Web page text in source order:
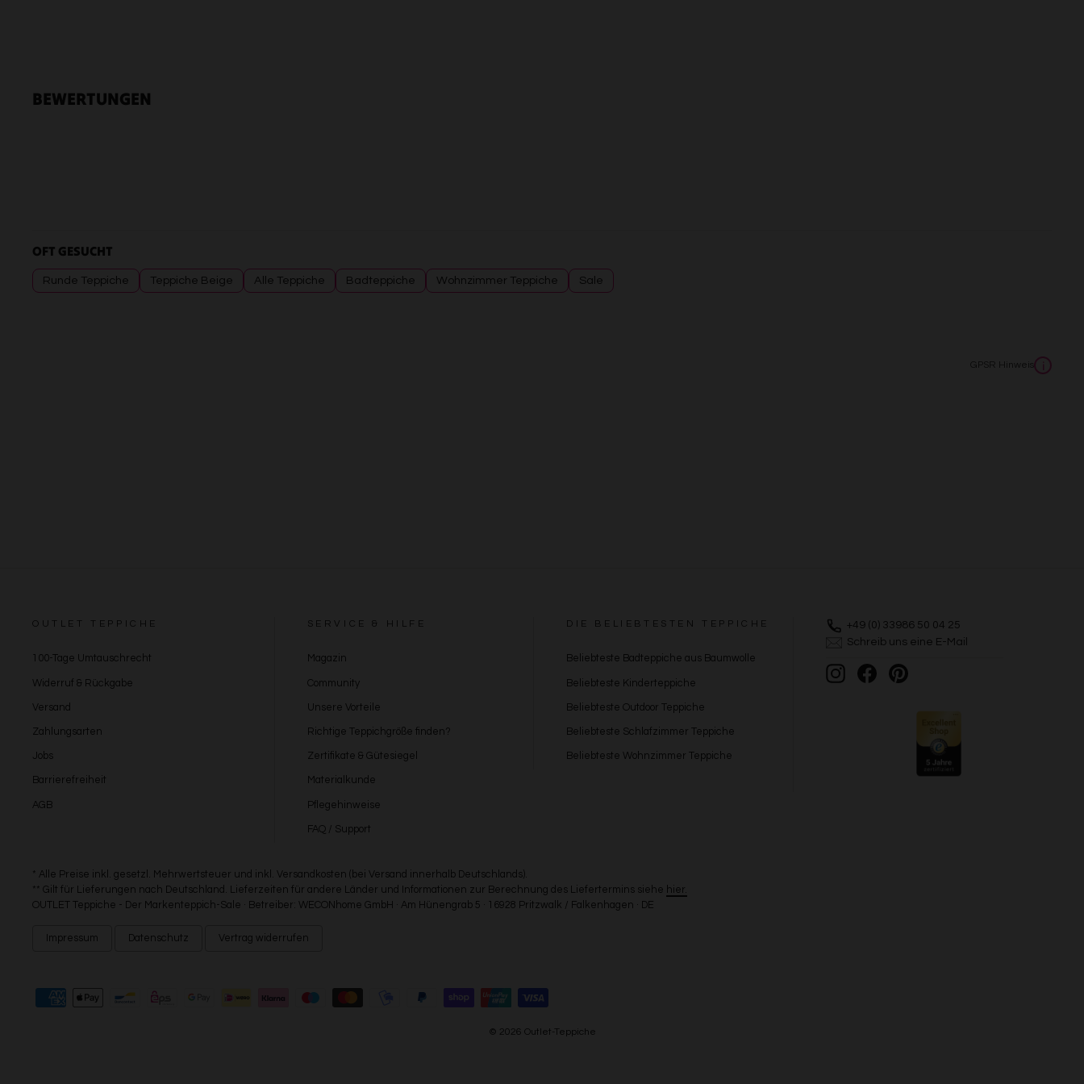
BEWERTUNGEN
OFT GESUCHT
Runde Teppiche Teppiche Beige Alle Teppiche Badteppiche Wohnzimmer Teppiche Sale
GPSR Hinweis i
OUTLET TEPPICHE
100-Tage Umtauschrecht
Widerruf & Rückgabe
Versand
Zahlungsarten
Jobs
Barrierefreiheit
AGB
SERVICE & HILFE
Magazin
Community
Unsere Vorteile
Richtige Teppichgröße finden?
Zertifikate & Gütesiegel
Materialkunde
Pflegehinweise
FAQ / Support
DIE BELIEBTESTEN TEPPICHE
Beliebteste Badteppiche aus Baumwolle
Beliebteste Kinderteppiche
Beliebteste Outdoor Teppiche
Beliebteste Schlafzimmer Teppiche
Beliebteste Wohnzimmer Teppiche
+49 (0) 33986 50 04 25
Schreib uns eine E-Mail
Instagram
FacebookPinterest
* Alle Preise inkl. gesetzl. Mehrwertsteuer und inkl. Versandkosten (bei Versand innerhalb Deutschlands).
** Gilt für Lieferungen nach Deutschland. Lieferzeiten für andere Länder und Informationen zur Berechnung des Liefertermins siehe hier.
OUTLET Teppiche - Der Markenteppich-Sale · Betreiber: WECONhome GmbH · Am Hünengrab 5 · 16928 Pritzwalk / Falkenhagen · DE
Impressum Datenschutz Vertrag widerrufen
© 2026 Outlet-Teppiche